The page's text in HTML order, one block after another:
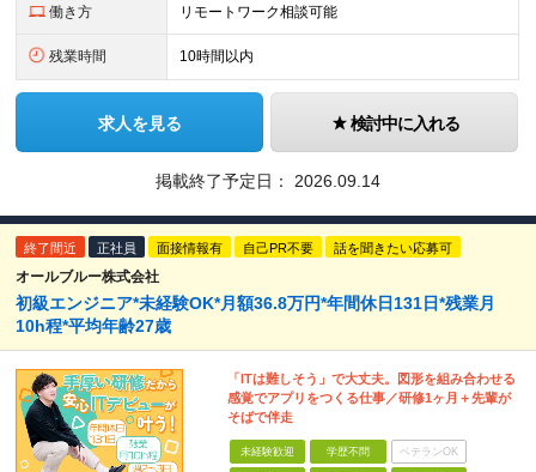
働き方 リモートワーク相談可能
残業時間 10時間以内
求人を見る 検討中に入れる
掲載終了予定日： 2026.09.14
終了間近 正社員 面接情報有 自己PR不要 話を聞きたい応募可
オールブルー株式会社
初級エンジニア*未経験OK*月額36.8万円*年間休日131日*残業月
10h程*平均年齢27歳
「ITは難しそう」で大丈夫。図形を組み合わせる
感覚でアプリをつくる仕事／研修1ヶ月＋先輩が
そばで伴走
未経験歓迎 学歴不問 ベテランOK